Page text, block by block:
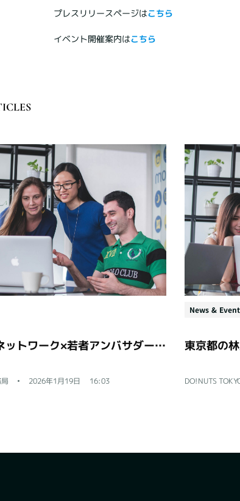
プレスリリースページはこちら
イベント開催案内はこちら
プラチナ構想ネットワーク×若者アンバサダー アイデア提案会レポート
2026年1月19日 16:03
News &
東京都の
DO!NUTS